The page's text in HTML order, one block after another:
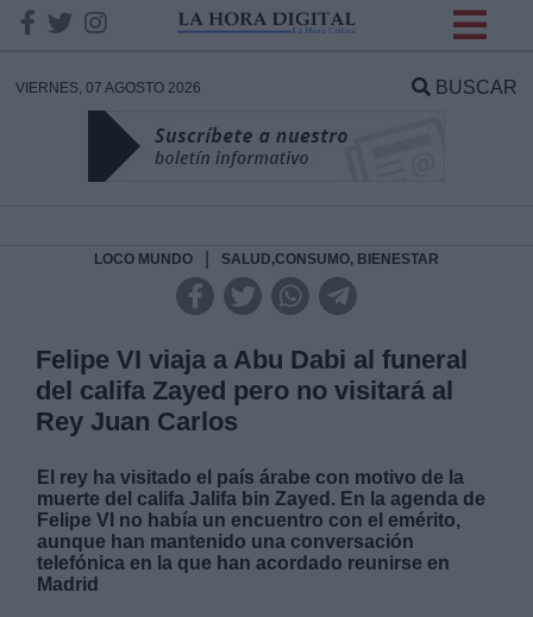
VIERNES, 07 AGOSTO 2026 BUSCAR
LOCO MUNDO SALUD,CONSUMO, BIENESTAR
Felipe VI viaja a Abu Dabi al funeral
del califa Zayed pero no visitará al
Rey Juan Carlos
El rey ha visitado el país árabe con motivo de la
muerte del califa Jalifa bin Zayed. En la agenda de
Felipe VI no había un encuentro con el emérito,
aunque han mantenido una conversación
telefónica en la que han acordado reunirse en
Madrid
DATOS
Responsable:
Legitimación:
Destinatarios: